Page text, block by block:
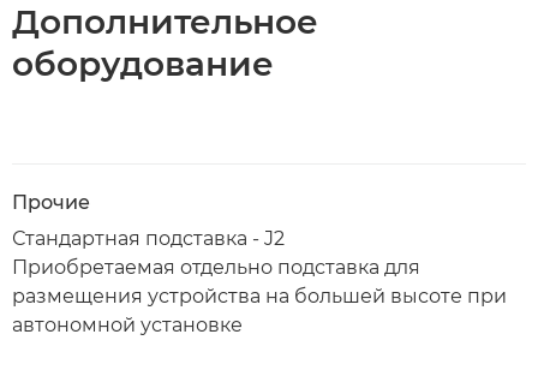
Дополнительное
оборудование
Прочие
Стандартная подставка - J2
Приобретаемая отдельно подставка для
размещения устройства на большей высоте при
автономной установке